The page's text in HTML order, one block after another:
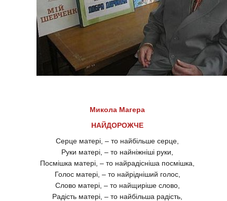
Микола Магера
НАЙДОРОЖЧЕ
Серце матері, – то найбільше серце,
Руки матері, – то найніжніші руки,
Посмішка матері, – то найрадісніша посмішка,
Голос матері, – то найрідніший голос,
Слово матері, – то найщиріше слово,
Радість матері, – то найбільша радість,